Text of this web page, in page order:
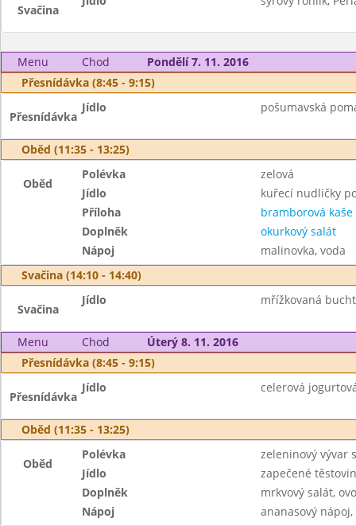
Svačina
Menu Chod
Pondělí 7. 11. 2016
Přesnídávka (8:45 - 9:15)
Přesnídávka
Jídlo pošumavská
Oběd (11:35 - 13:25)
Oběd
Polévka
zelová
Jídlo
kuřecí nudličky
Příloha
bramborová kaše
Doplněk
okurkový salát
Nápoj
malinovka, voda
Svačina (14:10 - 14:40)
Svačina
Jídlo mřížkovaná
Menu Chod
Úterý 8. 11. 2016
Přesnídávka (8:45 - 9:15)
Přesnídávka
Jídlo celerová
Oběd (11:35 - 13:25)
Oběd
Polévka
zeleninový vývar
Jídlo
zapečené
Doplněk
mrkvový salát,
Nápoj
ananasový nápoj,